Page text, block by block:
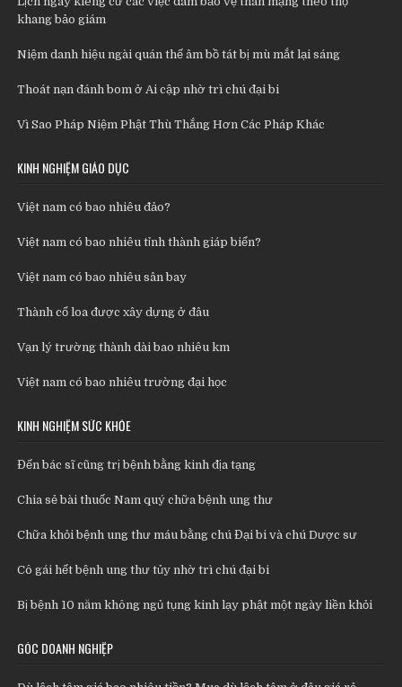
khang bảo giám
Niệm danh hiệu ngài quán thế âm bồ tát bị mù mắt lại sáng
Thoát nạn đánh bom ở Ai cập nhờ trì chú đại bi
Vì Sao Pháp Niệm Phật Thù Thắng Hơn Các Pháp Khác
KINH NGHIỆM GIÁO DỤC
Việt nam có bao nhiêu đảo?
Việt nam có bao nhiêu tỉnh thành giáp biển?
Việt nam có bao nhiêu sân bay
Thành cổ loa được xây dựng ở đâu
Vạn lý trường thành dài bao nhiêu km
Việt nam có bao nhiêu trường đại học
KINH NGHIỆM SỨC KHỎE
Đến bác sĩ cũng trị bệnh bằng kinh địa tạng
Chia sẻ bài thuốc Nam quý chữa bệnh ung thư
Chữa khỏi bệnh ung thư máu bằng chú Đại bi và chú Dược sư
Cô gái hết bệnh ung thư tủy nhờ trì chú đại bi
Bị bệnh 10 năm không ngủ tụng kinh lạy phật một ngày liền khỏi
GÓC DOANH NGHIỆP